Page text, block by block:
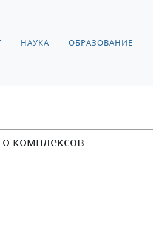
НАУКА ОБРАЗОВАНИЕ
комплексов